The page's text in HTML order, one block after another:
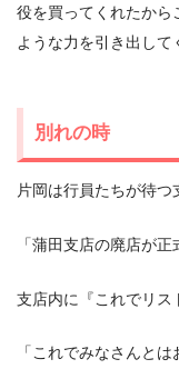
役を買ってくれたから
ような力を引き出して
別れの時
片岡は行員たちが待つ
「蒲田支店の廃店が正
支店内に『これでリス
「これでみなさんと